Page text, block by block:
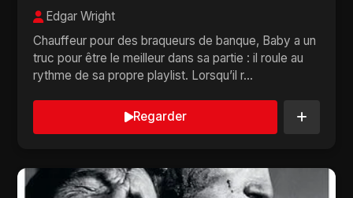
Edgar Wright
Chauffeur pour des braqueurs de banque, Baby a un
truc pour être le meilleur dans sa partie : il roule au
rythme de sa propre playlist. Lorsqu’il r...
Regarder